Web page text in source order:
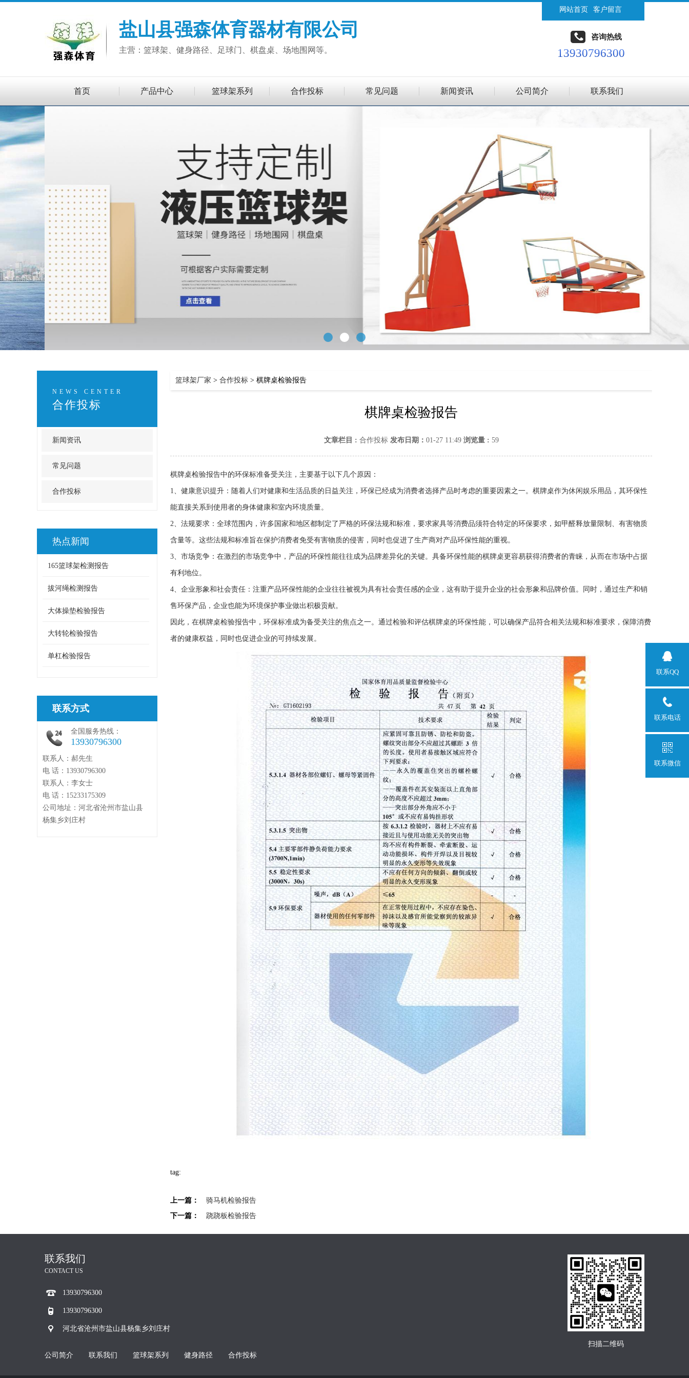
盐山县强森体育器材有限公司
主营：篮球架、健身路径、足球门、棋盘桌、场地围网等。
网站首页 客户留言
咨询热线
13930796300
首页 产品中心 篮球架系列 合作投标 常见问题 新闻资讯 公司简介 联系我们
NEWS CENTER
合作投标
新闻资讯
常见问题
合作投标
热点新闻
165篮球架检测报告
拔河绳检测报告
大体操垫检验报告
大转轮检验报告
单杠检验报告
联系方式
全国服务热线：
13930796300
联系人：郝先生
电 话：13930796300
联系人：李女士
电 话：15233175309
公司地址：河北省沧州市盐山县
杨集乡刘庄村
篮球架厂家 > 合作投标 > 棋牌桌检验报告
棋牌桌检验报告
文章栏目 : 合作投标 发布日期： 01-27 11:49 浏览量 : 59
棋牌桌检验报告中的环保标准备受关注，主要基于以下几个原因：
1、健康意识提升：随着人们对健康和生活品质的日益关注，环保已经成为消费者选择产品时考虑的重要因素之一。棋牌桌作为休闲娱乐用品，其环保性
能直接关系到使用者的身体健康和室内环境质量。
2、法规要求：全球范围内，许多国家和地区都制定了严格的环保法规和标准，要求家具等消费品须符合特定的环保要求，如甲醛释放量限制、有害物质
含量等。这些法规和标准旨在保护消费者免受有害物质的侵害，同时也促进了生产商对产品环保性能的重视。
3、市场竞争：在激烈的市场竞争中，产品的环保性能往往成为品牌差异化的关键。具备环保性能的棋牌桌更容易获得消费者的青睐，从而在市场中占据
有利地位。
4、企业形象和社会责任：注重产品环保性能的企业往往被视为具有社会责任感的企业，这有助于提升企业的社会形象和品牌价值。同时，通过生产和销
售环保产品，企业也能为环境保护事业做出积极贡献。
因此，在棋牌桌检验报告中，环保标准成为备受关注的焦点之一。通过检验和评估棋牌桌的环保性能，可以确保产品符合相关法规和标准要求，保障消费
者的健康权益，同时也促进企业的可持续发展。
tag:
上一篇：
骑马机检验报告
下一篇：
跷跷板检验报告
联系我们
CONTACT US
13930796300
13930796300
河北省沧州市盐山县杨集乡刘庄村
公司简介 联系我们 篮球架系列 健身路径 合作投标
扫描二维码
联系QQ
联系电话
联系微信